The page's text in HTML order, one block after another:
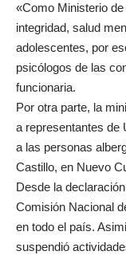
«Como Ministerio
integridad, salud
adolescentes, por
psicólogos de las
funcionaria.
Por otra parte, la
a representantes de
a las personas
Castillo, en Nuevo
Desde la
Comisión Nacional
en todo el país.
suspendió